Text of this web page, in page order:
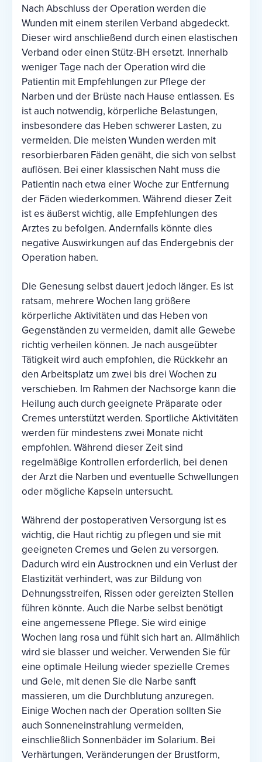
Nach Abschluss der Operation werden die
Wunden mit einem sterilen Verband abgedeckt.
Dieser wird anschließend durch einen elastischen
Verband oder einen Stütz-BH ersetzt. Innerhalb
weniger Tage nach der Operation wird die
Patientin mit Empfehlungen zur Pflege der
Narben und der Brüste nach Hause entlassen. Es
ist auch notwendig, körperliche Belastungen,
insbesondere das Heben schwerer Lasten, zu
vermeiden. Die meisten Wunden werden mit
resorbierbaren Fäden genäht, die sich von selbst
auflösen. Bei einer klassischen Naht muss die
Patientin nach etwa einer Woche zur Entfernung
der Fäden wiederkommen. Während dieser Zeit
ist es äußerst wichtig, alle Empfehlungen des
Arztes zu befolgen. Andernfalls könnte dies
negative Auswirkungen auf das Endergebnis der
Operation haben.
Die Genesung selbst dauert jedoch länger. Es ist
ratsam, mehrere Wochen lang größere
körperliche Aktivitäten und das Heben von
Gegenständen zu vermeiden, damit alle Gewebe
richtig verheilen können. Je nach ausgeübter
Tätigkeit wird auch empfohlen, die Rückkehr an
den Arbeitsplatz um zwei bis drei Wochen zu
verschieben. Im Rahmen der Nachsorge kann die
Heilung auch durch geeignete Präparate oder
Cremes unterstützt werden. Sportliche Aktivitäten
werden für mindestens zwei Monate nicht
empfohlen. Während dieser Zeit sind
regelmäßige Kontrollen erforderlich, bei denen
der Arzt die Narben und eventuelle Schwellungen
oder mögliche Kapseln untersucht.
Während der postoperativen Versorgung ist es
wichtig, die Haut richtig zu pflegen und sie mit
geeigneten Cremes und Gelen zu versorgen.
Dadurch wird ein Austrocknen und ein Verlust der
Elastizität verhindert, was zur Bildung von
Dehnungsstreifen, Rissen oder gereizten Stellen
führen könnte. Auch die Narbe selbst benötigt
eine angemessene Pflege. Sie wird einige
Wochen lang rosa und fühlt sich hart an. Allmählich
wird sie blasser und weicher. Verwenden Sie für
eine optimale Heilung wieder spezielle Cremes
und Gele, mit denen Sie die Narbe sanft
massieren, um die Durchblutung anzuregen.
Einige Wochen nach der Operation sollten Sie
auch Sonneneinstrahlung vermeiden,
einschließlich Sonnenbäder im Solarium. Bei
Verhärtungen, Veränderungen der Brustform,